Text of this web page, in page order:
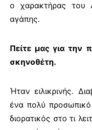
ο χαρακτήρας του
αγάπης.
Πείτε μας για την
σκηνοθέτη.
Ήταν ειλικρινής.
ένα πολύ
διορατικός στο τι